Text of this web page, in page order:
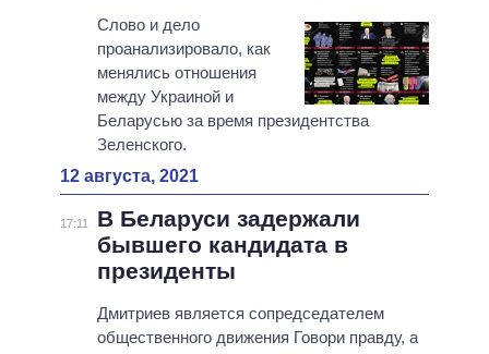
Слово и дело
проанализировало, как
менялись отношения
между Украиной и
Беларусью за время президентства
Зеленского.
12 августа, 2021
17:11
В Беларуси задержали
бывшего кандидата в
президенты
Дмитриев является сопредседателем
общественного движения Говори правду, а